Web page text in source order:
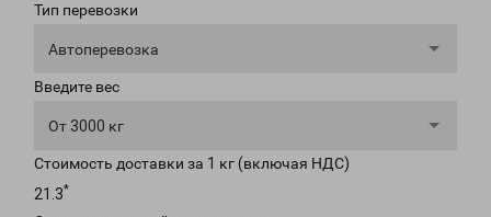
Тип перевозки
Автоперевозка
Введите вес
От 3000 кг
Стоимость доставки за 1 кг (включая НДС)
21.3*